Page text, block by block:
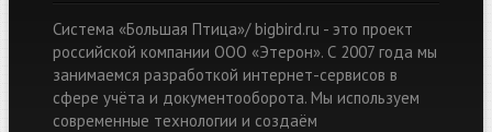
Система «Большая Птица»/ bigbird.ru - это проект
российской компании ООО «Этерон». С 2007 года мы
занимаемся разработкой интернет-сервисов в
сфере учёта и документооборота. Мы используем
современные технологии и создаём